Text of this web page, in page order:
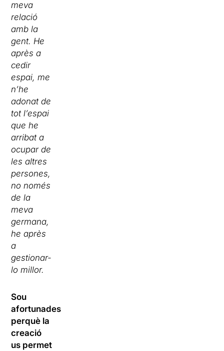
meva
relació
amb la
gent. He
après a
cedir
espai, me
n’he
adonat de
tot l’espai
que he
arribat a
ocupar de
les altres
persones,
no només
de la
meva
germana,
he après
a
gestionar-
lo millor.
Sou
afortunades
perquè la
creació
us permet